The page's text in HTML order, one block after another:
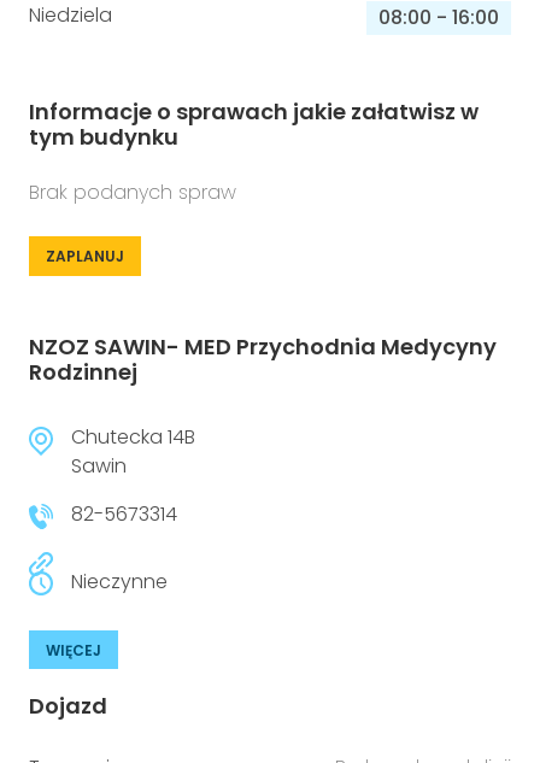
Niedziela
08:00 - 16:00
Informacje o sprawach jakie załatwisz w
tym budynku
Brak podanych spraw
ZAPLANUJ
NZOZ SAWIN- MED Przychodnia Medycyny
Rodzinnej
Chutecka 14B
Sawin
82-5673314
Nieczynne
WIĘCEJ
Dojazd